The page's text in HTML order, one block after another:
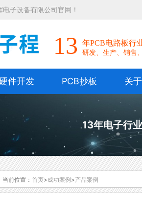
子设备有限公司官网！
13 年PCB电路板行
研发、生产、销售
件开发 PCB抄板 关
13年电子行
当前位置： 首页>成功案例>产品案例